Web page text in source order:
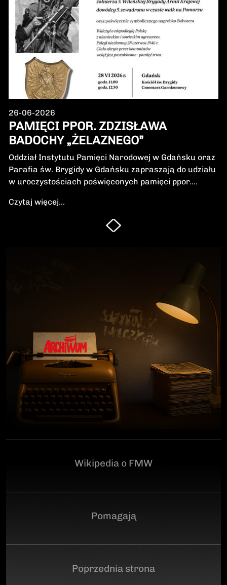
26-06-2026
PAMIĘCI PPOR. ZDZISŁAWA
BADOCHY „ŻELAZNEGO”
Oddział Instytutu Pamięci Narodowej w Gdańsku oraz
Parafia św. Brygidy w Gdańsku zapraszają do udziału
w uroczystościach poświęconych pamięci ppor.
Wileńskiej Brygady Armii Krajowej, dowódcy 5.
szwadronu podczas walk na Pomorzu, jednego z
najbardziej zasłużonych żołnierzy polskiego podziemia
przeciwko niemieckiemu i sowieckiemu okupantowi, a
po zakończeniu wojny pozostał wierny ideałom
wolności. Poległ 28 czerwca 1946 r., a miejsce
ukrycia jego szczątków przez komunistyczny aparat
represji pozostaje do dziś nieznane.Program
uroczystości:11.00 – Msza Święta w Kościele św.
Brygidy w Gdańsku12.30 – poświęcenie
symbolicznego nagrobka na Cmentarzu
Garnizonowym w GdańskuSerdecznie zapraszamy
Czytaj więcej...
Wikipedia o FMW
Pomagają
Poprzednia strona